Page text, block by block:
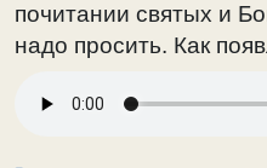
почитании святых и
надо просить. Как
святости, и о
Праздник Покрова